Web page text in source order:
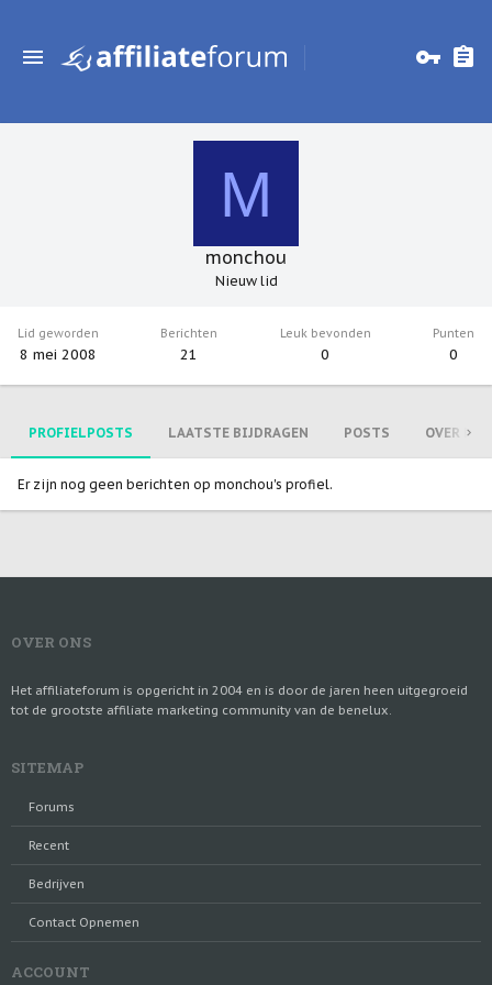
M
monchou
Nieuw lid
Lid geworden
8 mei 2008
Berichten
21
Leuk bevonden
0
Punten
0
PROFIELPOSTS LAATSTE BIJDRAGEN POSTS OVER MIJ
Er zijn nog geen berichten op monchou's profiel.
OVER ONS
Het affiliateforum is opgericht in 2004 en is door de jaren heen uitgegroeid
tot de grootste affiliate marketing community van de benelux.
SITEMAP
Forums
Recent
Bedrijven
Contact Opnemen
ACCOUNT